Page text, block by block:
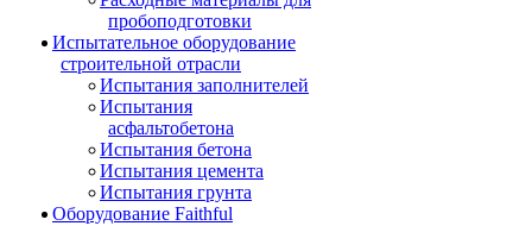
пробоподготовки
Испытательное оборудование
строительной отрасли
Испытания заполнителей
Испытания
асфальтобетона
Испытания бетона
Испытания цемента
Испытания грунта
Оборудование Faithful